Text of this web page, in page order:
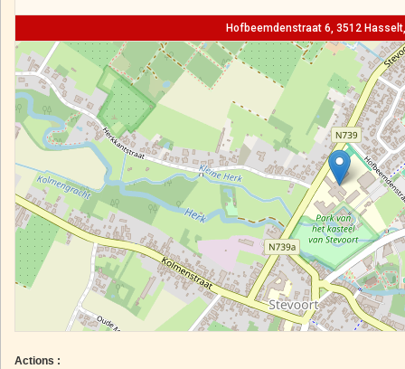
Hofbeemdenstraat 6, 3512
Actions :